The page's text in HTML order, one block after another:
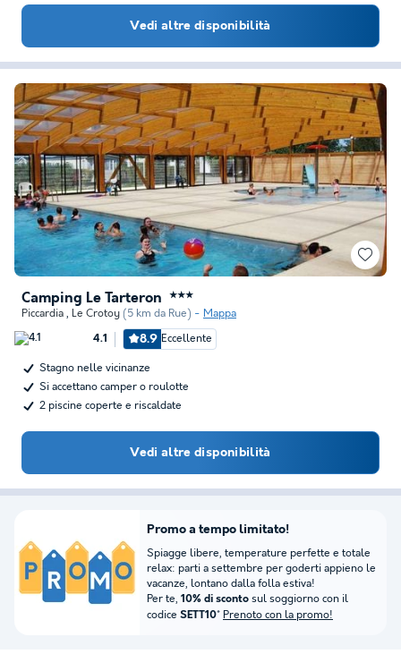
Vedi altre disponibilità
Camping Le Tarteron ★★★
Piccardia , Le Crotoy (5 km da Rue) Mappa
4.1 8.9 Eccellente
Stagno nelle vicinanze
Si accettano camper o roulotte
2 piscine coperte e riscaldate
Vedi altre disponibilità
Promo a tempo limitato!
Spiagge libere, temperature perfette e totale
relax: parti a settembre per goderti appieno le
vacanze, lontano dalla folla estiva!
Per te, 10% di sconto sul soggiorno con il
codice SETT10* Prenoto con la promo!